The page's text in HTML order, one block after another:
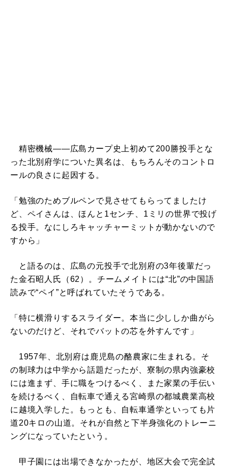
精密機械――広島カープ史上初めて200勝投手とな
った北別府学についた異名は、もちろんそのコントロ
ールの良さに起因する。
「勉強のためブルペンで見させてもらってましたけ
ど、ペイさんは、ほんと1センチ、1ミリの世界で投げ
る投手。なにしろキャッチャーミットが動かないので
すから」
と語るのは、広島の元投手で北別府の3年後輩だっ
た金石昭人氏（62）。チームメイトには“北”の中国語
読みで“ペイ”と呼ばれていたそうである。
「特に横滑りするスライダー。本当に少ししか曲がら
ないのだけど、それでバットの芯を外すんです」
1957年、北別府は鹿児島の酪農家に生まれる。そ
の制球力は中学から話題だったが、寮制の県内強豪校
には進まず、手に職をつけるべく、また家業の手伝い
を続けるべく、自転車で通える宮崎県の都城農業高校
に越境入学した。もっとも、自転車通学といっても片
道20キロの山道。それが自然と下半身強化のトレーニ
ングになっていたという。
甲子園には出場できなかったが、地区大会で完全試